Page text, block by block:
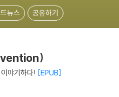
뉴스 공유하기
야기하다! EPUB